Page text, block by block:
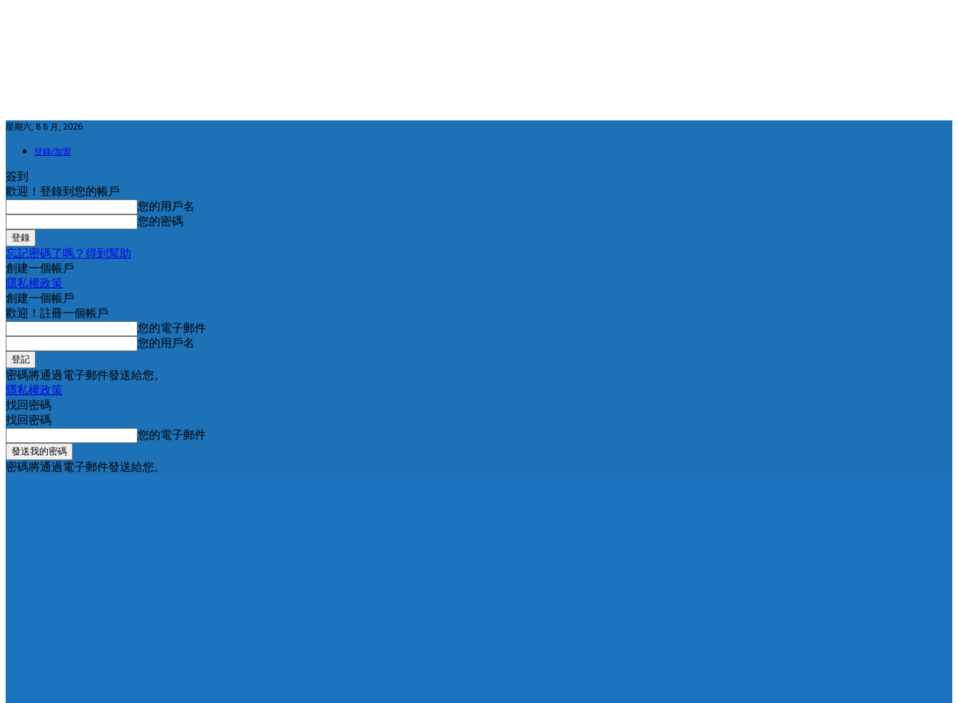
星期六, 8 8 月, 2026
登錄/加盟
簽到
歡迎！登錄到您的帳戶
您的用戶名
您的密碼
忘記密碼了嗎？得到幫助
創建一個帳戶
隱私權政策
創建一個帳戶
歡迎！註冊一個帳戶
您的電子郵件
您的用戶名
密碼將通過電子郵件發送給您。
隱私權政策
找回密碼
找回密碼
您的電子郵件
密碼將通過電子郵件發送給您。